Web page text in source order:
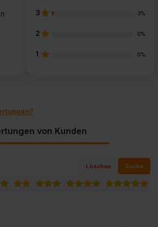
3 3%
2 0%
1 0%
von Kunden
Löschen Suche